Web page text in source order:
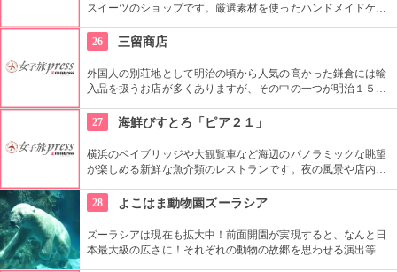
スイーツのショップです。厳選素材を使ったハンドメイドケー
んで、お店の中は甘い香りでいっぱい！お土産やプレゼントに
ちょうどいいお菓子が揃っています。
26 三留商店
外国人の別荘地として明治の頃から人気の高かった鎌倉には輸
入品を扱うお店が多くありますが、その中の一つが明治１５年
やオリーブオイルをはじめとする食材はどれをとってもはずれ
なし。
27 海鮮びすとろ「ピア２１」
横浜のベイブリッジや大観覧車など海辺のパノラミックな眺望
が楽しめる新鮮な魚介類のレストランです。夜の風景や店内
ージングデートをしているる気分に！？
28 よこはま動物園ズーラシア
ズーラシアは現在も拡大中！前面開園が実現すると、なんと日
本最大級の広さに！それぞれの動物の故郷を思わせる演出等に